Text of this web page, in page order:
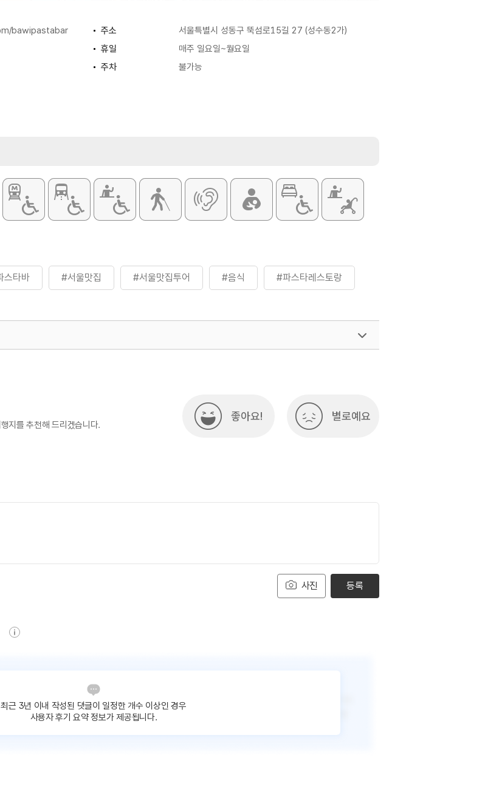
bawipastabar 주소
서울특별시 성동구 뚝섬로15길 27 (성수동2가)
휴일
매주 일요일~월요일
주차
불가능
스타바 #서울맛집 #서울맛집투어 #음식 #파스타레스토랑
지를 추천해 드리겠습니다.
좋아요! 별로예요
사진 등록
최근 3년 이내 작성된 댓글이 일정한 개수 이상인 경우
사용자 후기 요약 정보가 제공됩니다.